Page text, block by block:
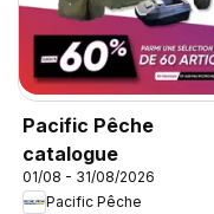
Pacific Pêche
catalogue
01/08 - 31/08/2026
Pacific Pêche